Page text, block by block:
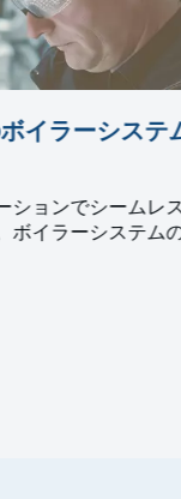
イラーシステ
ションでシームレ
ボイラーシステム